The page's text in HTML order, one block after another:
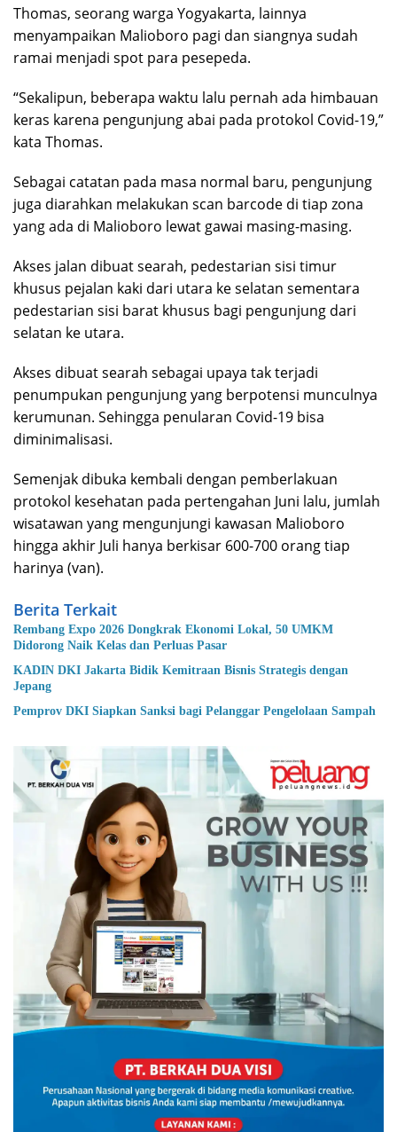
Thomas, seorang warga Yogyakarta, lainnya
menyampaikan Malioboro pagi dan siangnya sudah
ramai menjadi spot para pesepeda.
“Sekalipun, beberapa waktu lalu pernah ada himbauan
keras karena pengunjung abai pada protokol Covid-19,”
kata Thomas.
Sebagai catatan pada masa normal baru, pengunjung
juga diarahkan melakukan scan barcode di tiap zona
yang ada di Malioboro lewat gawai masing-masing.
Akses jalan dibuat searah, pedestarian sisi timur
khusus pejalan kaki dari utara ke selatan sementara
pedestarian sisi barat khusus bagi pengunjung dari
selatan ke utara.
Akses dibuat searah sebagai upaya tak terjadi
penumpukan pengunjung yang berpotensi munculnya
kerumunan. Sehingga penularan Covid-19 bisa
diminimalisasi.
Semenjak dibuka kembali dengan pemberlakuan
protokol kesehatan pada pertengahan Juni lalu, jumlah
wisatawan yang mengunjungi kawasan Malioboro
hingga akhir Juli hanya berkisar 600-700 orang tiap
harinya (van).
Berita Terkait
Rembang Expo 2026 Dongkrak Ekonomi Lokal, 50 UMKM
Didorong Naik Kelas dan Perluas Pasar
KADIN DKI Jakarta Bidik Kemitraan Bisnis Strategis dengan
Jepang
Pemprov DKI Siapkan Sanksi bagi Pelanggar Pengelolaan Sampah